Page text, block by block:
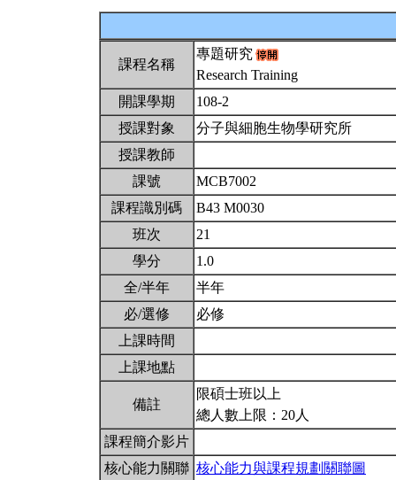
課程名稱
專題研究
Research Training
開課學期
108-2
授課對象
分子與細胞生物學研究所
授課教師
課號
MCB7002
課程識別碼
B43 M0030
班次
21
學分
1.0
全/半年
半年
必/選修
必修
上課時間
上課地點
備註
限碩士班以上
總人數上限：20人
課程簡介影片
核心能力關聯 核心能力與課程規劃關聯圖